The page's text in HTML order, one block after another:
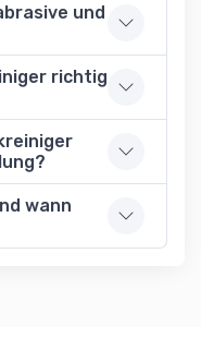
und
richtig
wann